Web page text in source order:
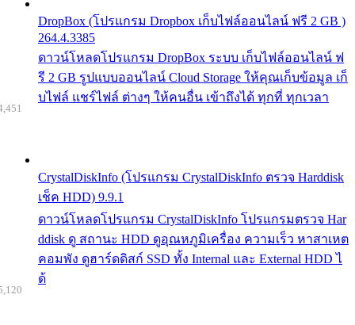
DropBox (โปรแกรม Dropbox เก็บไฟล์ออนไลน์ ฟรี 2 GB )
264.4.3385
ดาวน์โหลดโปรแกรม DropBox ระบบ เก็บไฟล์ออนไลน์ ฟ
รี 2 GB รูปแบบออนไลน์ Cloud Storage ให้คุณเก็บข้อมูล เก็
บไฟล์ แชร์ไฟล์ ต่างๆ ให้คนอื่น เข้าถึงได้ ทุกที่ ทุกเวลา
CrystalDiskInfo (โปรแกรม CrystalDiskInfo ตรวจ Harddisk
เช็ค HDD) 9.9.1
ดาวน์โหลดโปรแกรม CrystalDiskInfo โปรแกรมตรวจ Har
ddisk ดู สถานะ HDD ดูอุณหภูมิเครื่อง ความเร็ว หาสาเหต
คอมพัง ดูฮาร์ดดิสก์ SSD ทั้ง Internal และ External HDD ไ
ด้